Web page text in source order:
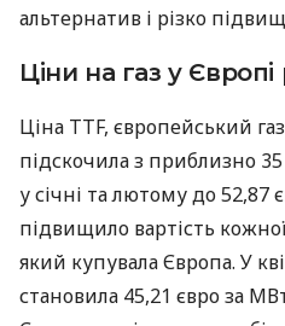
альтернатив і різко
Ціни на газ у
Ціна TTF, європейський
підскочила з приблизно
у січні та лютому до 52,87
підвищило вартість кожної
який купувала Європа. У
становила 45,21 євро за